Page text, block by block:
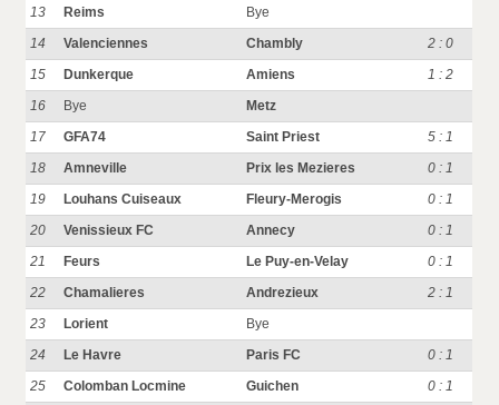
13
Reims
Bye
14
Valenciennes Chambly
2 : 0
15
Dunkerque Amiens
1 : 2
16
Bye
Metz
17
GFA74 Saint Priest
5 : 1
18
Amneville Prix les Mezieres
0 : 1
19
Louhans Cuiseaux Fleury-Merogis
0 : 1
20
Venissieux FC Annecy
0 : 1
21
Feurs Le Puy-en-Velay
0 : 1
22
Chamalieres Andrezieux
2 : 1
23
Lorient
Bye
24
Le Havre Paris FC
0 : 1
25
Colomban Locmine Guichen
0 : 1